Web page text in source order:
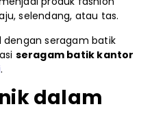
selendang, atau tas.
seragam batik
seragam batik kantor
.
dalam